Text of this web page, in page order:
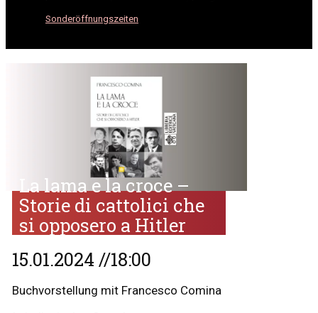
Sonderöffnungszeiten
La lama e la croce –
Storie di cattolici che
si opposero a Hitler
15.01.2024 //18:00
Buchvorstellung mit Francesco Comina